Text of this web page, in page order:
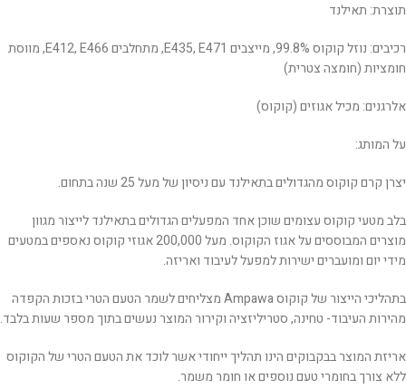
תוצרת: תאילנד
רכיבים: נוזל קוקוס 99.8%, מייצבים E435, E471, מתחלבים E412, E466, מווסת
חומציות (חומצה צטרית)
אלרגנים: מכיל אגוזים (קוקוס)
על המותג:
יצרן קרם קוקוס מהגדולים בתאילנד עם ניסיון של מעל 25 שנה בתחום.
בלב מטעי קוקוס עצומים שוכן אחד המפעלים הגדולים בתאילנד לייצור מגוון
מוצרים המבוססים על אגוז הקוקוס. מעל 200,000 אגוזי קוקוס נאספים במטעים
מידי יום ומועברים ישירות למפעל לעיבוד ואריזה.
בתהליכי הייצור של קוקוס Ampawa מצליחים לשמר הטעם הטרי בזכות הקפדה
מהירות העיבוד- טחינה, סטריליזציה וקירור המוצר נעשים בתוך מספר שעות בלבד.
אריזת המוצר בבקבוקים הינו תהליך ייחודי אשר לוכד את הטעם הטרי של הקוקוס
ללא צורך בחומרי טעם נוספים או חומר משמר.